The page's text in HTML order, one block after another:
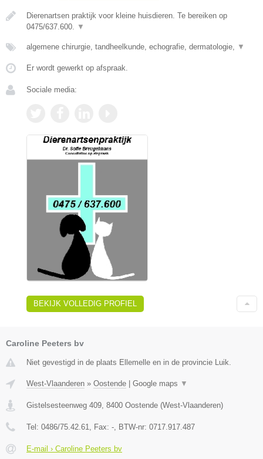
Dierenartsen praktijk voor kleine huisdieren. Te bereiken op
0475/637.600. ▼
algemene chirurgie, tandheelkunde, echografie, dermatologie, ▼
Er wordt gewerkt op afspraak.
Sociale media:
BEKIJK VOLLEDIG PROFIEL
Caroline Peeters bv
Niet gevestigd in de plaats Ellemelle en in de provincie Luik.
West-Vlaanderen » Oostende Google maps ▼
Gistelsesteenweg 409 8400 Oostende (West-Vlaanderen)
Tel: 0486/75.42.61 , Fax: - , BTW-nr: 0717.917.487
E-mail › Caroline Peeters bv